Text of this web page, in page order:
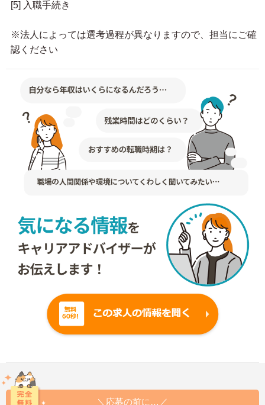
[5] 入職手続き
※法人によっては選考過程が異なりますので、担当にご確
認ください
＼応募の前に…／